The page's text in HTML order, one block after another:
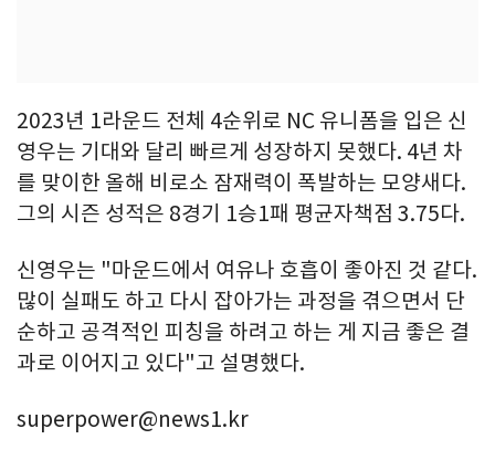
2023년 1라운드 전체 4순위로 NC 유니폼을 입은 신
영우는 기대와 달리 빠르게 성장하지 못했다. 4년 차
를 맞이한 올해 비로소 잠재력이 폭발하는 모양새다.
그의 시즌 성적은 8경기 1승1패 평균자책점 3.75다.
신영우는 "마운드에서 여유나 호흡이 좋아진 것 같다.
많이 실패도 하고 다시 잡아가는 과정을 겪으면서 단
순하고 공격적인 피칭을 하려고 하는 게 지금 좋은 결
과로 이어지고 있다"고 설명했다.
superpower@news1.kr